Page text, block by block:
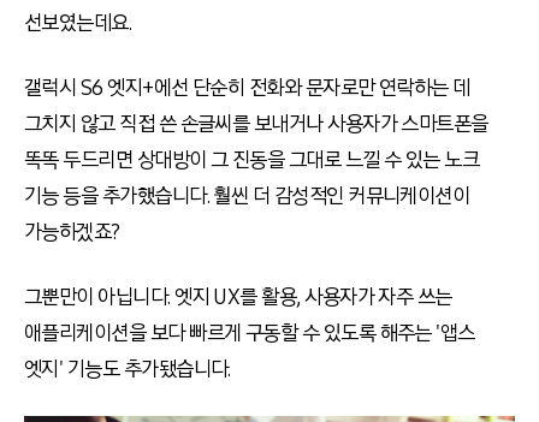
선보였는데요.
갤럭시 S6 엣지 +에선 단순히 전화와 문자로만 연락하는 데
그치지 않고 직접 쓴 손글씨를 보내거나 사용자가 스마트폰을
똑똑 두드리면 상대방이 그 진동을 그대로 느낄 수 있는 노크
기능 등을 추가했습니다. 훨씬 더 감성적인 커뮤니케이션이
가능하겠죠?
그뿐만이 아닙니다. 엣지 UX를 활용, 사용자가 자주 쓰는
애플리케이션을 보다 빠르게 구동할 수 있도록 해주는 '앱스
엣지' 기능도 추가됐습니다.